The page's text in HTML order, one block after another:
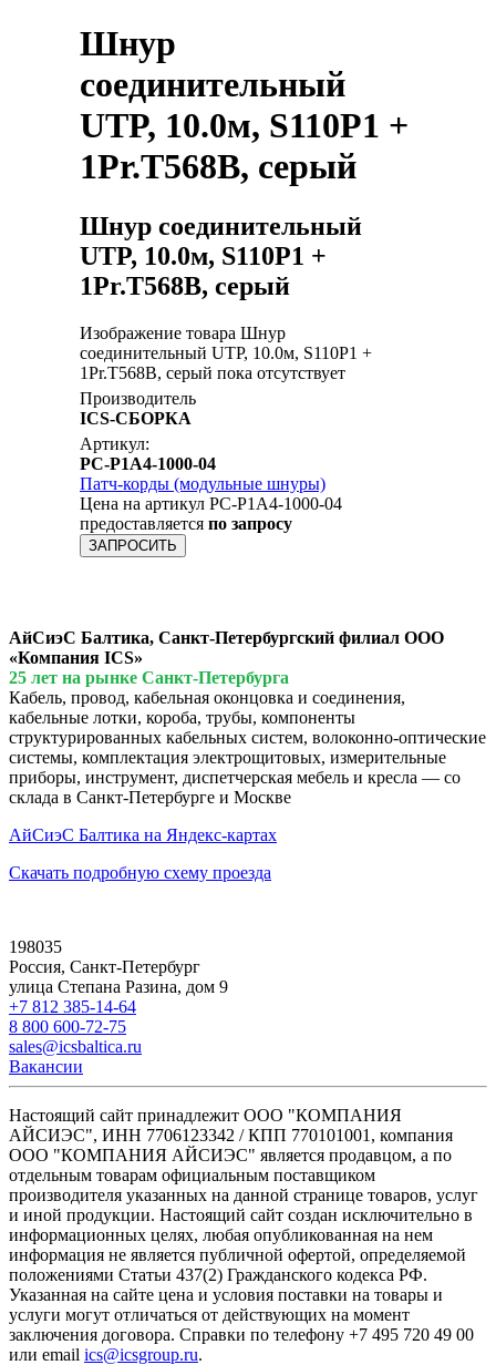
Шнур
соединительный
UTP, 10.0м, S110P1 +
1Pr.T568B, серый
Шнур соединительный
UTP, 10.0м, S110P1 +
1Pr.T568B, серый
Изображение товара Шнур
соединительный UTP, 10.0м, S110P1 +
1Pr.T568B, серый пока отсутствует
Производитель
ICS-СБОРКА
Артикул:
PC-P1A4-1000-04
Патч-корды (модульные шнуры)
Цена на артикул PC-P1A4-1000-04
предоставляется по запросу
ЗАПРОСИТЬ
АйСиэС Балтика, Санкт-Петербургский филиал ООО
«Компания ICS»
25 лет на рынке Санкт-Петербурга
Кабель, провод, кабельная оконцовка и соединения,
кабельные лотки, короба, трубы, компоненты
структурированных кабельных систем, волоконно-оптические
системы, комплектация электрощитовых, измерительные
приборы, инструмент, диспетчерская мебель и кресла — со
склада в Санкт-Петербурге и Москве
АйСиэС Балтика на Яндекс-картах
Скачать подробную схему проезда
198035
Россия, Санкт-Петербург
улица Степана Разина, дом 9
+7 812 385-14-64
8 800 600-72-75
sales@icsbaltica.ru
Вакансии
Настоящий сайт принадлежит ООО "КОМПАНИЯ
АЙСИЭС", ИНН 7706123342 / КПП 770101001, компания
ООО "КОМПАНИЯ АЙСИЭС" является продавцом, а по
отдельным товарам официальным поставщиком
производителя указанных на данной странице товаров, услуг
и иной продукции. Настоящий сайт создан исключительно в
информационных целях, любая опубликованная на нем
информация не является публичной офертой, определяемой
положениями Статьи 437(2) Гражданского кодекса РФ.
Указанная на сайте цена и условия поставки на товары и
услуги могут отличаться от действующих на момент
заключения договора. Справки по телефону +7 495 720 49 00
или email ics@icsgroup.ru.